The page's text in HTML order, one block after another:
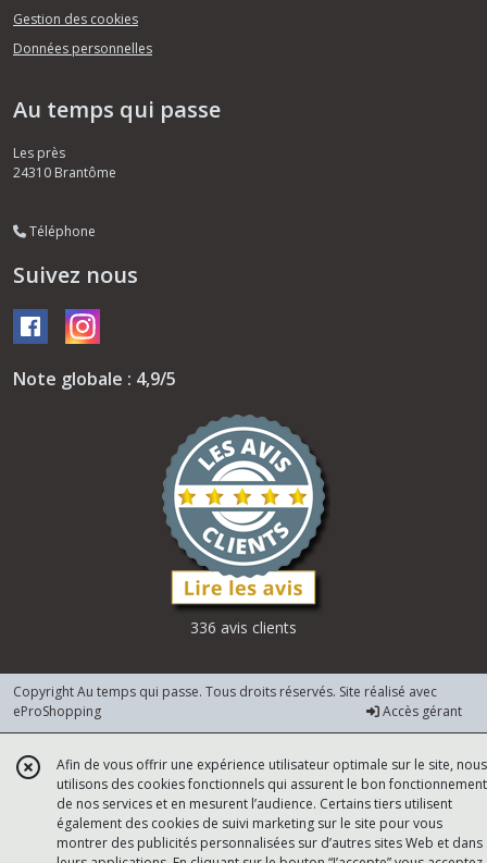
Gestion des cookies
Données personnelles
Au temps qui passe
Les près
24310 Brantôme
Téléphone
Suivez nous
Note globale : 4,9/5
336 avis clients
Copyright Au temps qui passe. Tous droits réservés. Site réalisé avec
eProShopping
Accès gérant
Afin de vous offrir une expérience utilisateur optimale sur le site, nous
utilisons des cookies fonctionnels qui assurent le bon fonctionnement
de nos services et en mesurent l’audience. Certains tiers utilisent
également des cookies de suivi marketing sur le site pour vous
montrer des publicités personnalisées sur d’autres sites Web et dans